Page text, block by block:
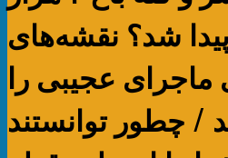
شد؟ نقشه‌های
ماجرای عجیبی را
/ چطور توانستند